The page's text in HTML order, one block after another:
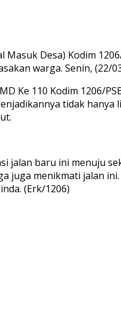
Desa) Kodim
warga. Senin, (22/
Ke 110 Kodim 1206/
tidak
jalan baru ini menuju
menikmati jalan
(Erk/1206)